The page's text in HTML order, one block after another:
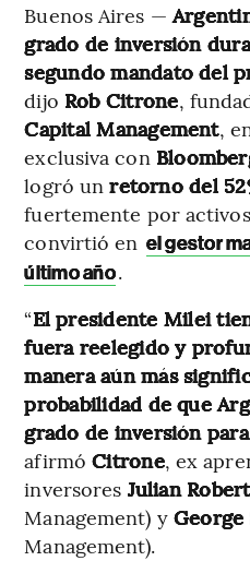
Buenos Aires —
grado de inversión
segundo mandato del
dijo Rob Citrone,
Capital Management,
exclusiva con
logró unretorno del
fuertemente por
convirtió en el gestor
último año.
“El presidente Milei
fuera reelegido y
manera aún más
probabilidad de que
grado de inversión
afirmóCitrone, ex
inversores Julian
Management) y George
Management).